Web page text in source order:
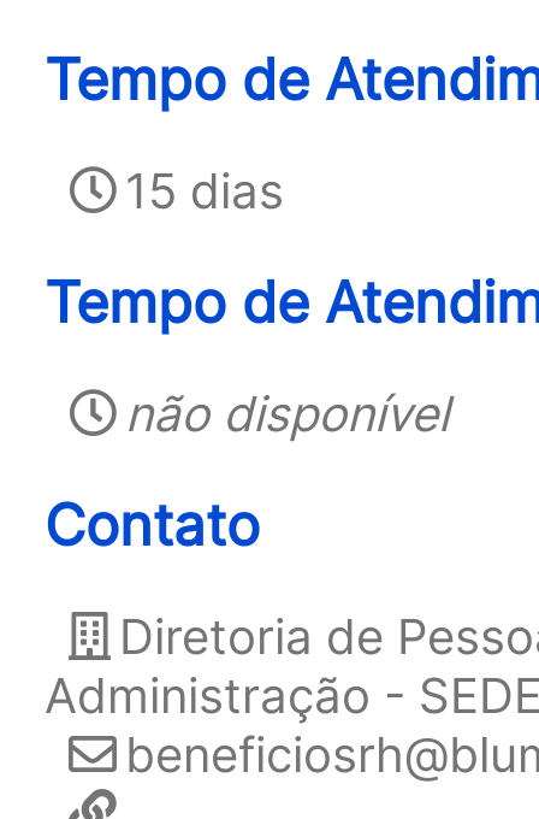
Tempo de
15 dias
Tempo de
não disponível
Contato
Diretoria de
Administração -